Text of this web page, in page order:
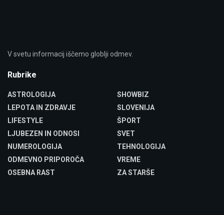
V svetu informacij iščemo globlji odmev.
Rubrike
ASTROLOGIJA
LEPOTA IN ZDRAVJE
LIFESTYLE
LJUBEZEN IN ODNOSI
NUMEROLOGIJA
ODMEVNO PRIPOROČA
OSEBNA RAST
SHOWBIZ
SLOVENIJA
ŠPORT
SVET
TEHNOLOGIJA
VREME
ZA STARŠE